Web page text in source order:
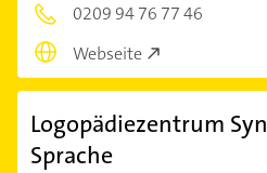
0209 94 76 77 46
Webseite
Logopädiezentrum
Sprache